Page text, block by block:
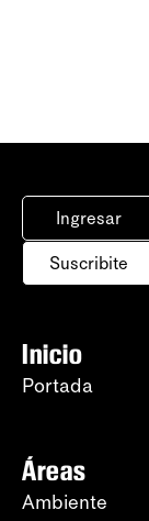
Ingresar
Suscribite
Inicio
Portada
Áreas
Ambiente